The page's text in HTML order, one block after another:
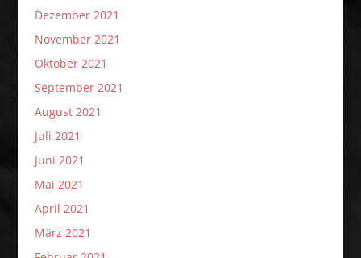
Dezember 2021
November 2021
Oktober 2021
September 2021
August 2021
Juli 2021
Juni 2021
Mai 2021
April 2021
März 2021